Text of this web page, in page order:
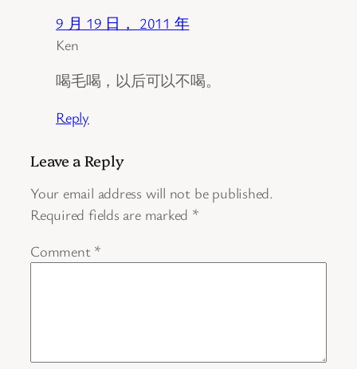
9 月 19 日， 2011 年
Ken
喝毛喝，以后可以不喝。
Reply
Leave a Reply
Your email address will not be published.
Required fields are marked *
Comment *